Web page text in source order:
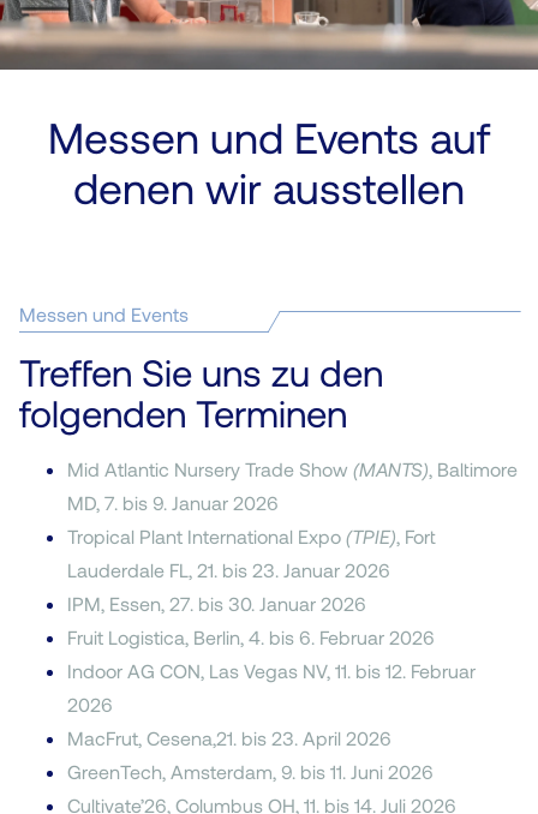
Messen und Events auf
denen wir ausstellen
Messen und Events
Treffen Sie uns zu den
folgenden Terminen
Mid Atlantic Nursery Trade Show (MANTS), Baltimore
MD, 7. bis 9. Januar 2026
Tropical Plant International Expo (TPIE), Fort
Lauderdale FL, 21. bis 23. Januar 2026
IPM, Essen, 27. bis 30. Januar 2026
Fruit Logistica, Berlin, 4. bis 6. Februar 2026
Indoor AG CON, Las Vegas NV, 11. bis 12. Februar
2026
MacFrut, Cesena,21. bis 23. April 2026
GreenTech, Amsterdam, 9. bis 11. Juni 2026
Cultivate’26, Columbus OH, 11. bis 14. Juli 2026